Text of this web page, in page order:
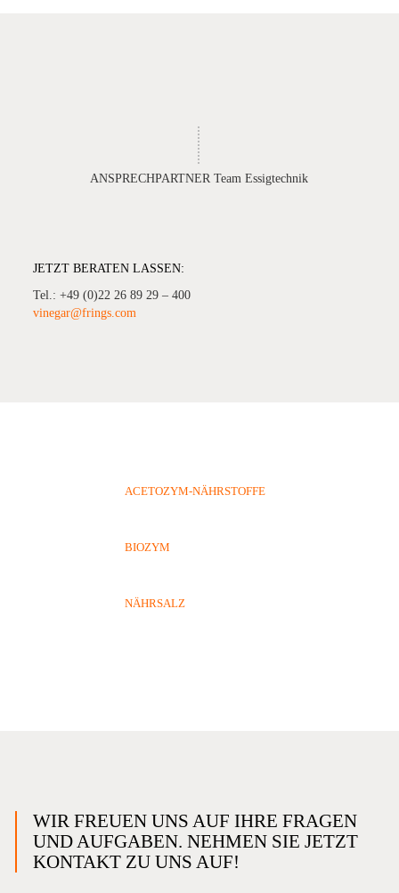
ANSPRECHPARTNER Team Essigtechnik
JETZT BERATEN LASSEN:
Tel.: +49 (0)22 26 89 29 – 400
vinegar@frings.com
ACETOZYM-NÄHRSTOFFE
BIOZYM
NÄHRSALZ
WIR FREUEN UNS AUF IHRE FRAGEN
UND AUFGABEN. NEHMEN SIE JETZT
KONTAKT ZU UNS AUF!